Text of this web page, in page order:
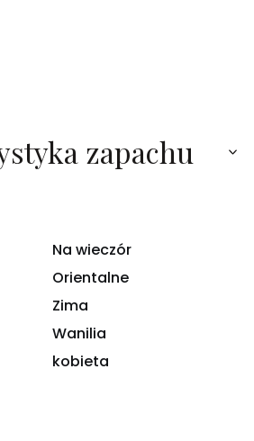
zapachu
Na wieczór
Orientalne
Zima
Wanilia
kobieta